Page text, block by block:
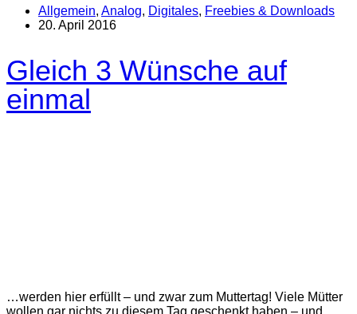
Allgemein, Analog, Digitales, Freebies & Downloads
20. April 2016
Gleich 3 Wünsche auf
einmal
…werden hier erfüllt – und zwar zum Muttertag! Viele Mütter
wollen gar nichts zu diesem Tag geschenkt haben – und